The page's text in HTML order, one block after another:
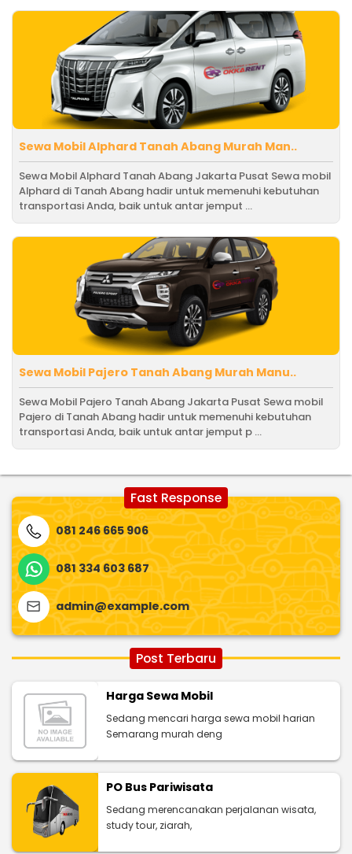
Sewa Mobil Alphard Tanah Abang Murah Man..
Sewa Mobil Alphard Tanah Abang Jakarta Pusat Sewa mobil
Alphard di Tanah Abang hadir untuk memenuhi kebutuhan
transportasi Anda, baik untuk antar jemput ...
Sewa Mobil Pajero Tanah Abang Murah Manu..
Sewa Mobil Pajero Tanah Abang Jakarta Pusat Sewa mobil
Pajero di Tanah Abang hadir untuk memenuhi kebutuhan
transportasi Anda, baik untuk antar jemput p ...
Fast Response
081 246 665 906
081 334 603 687
admin@example.com
Post Terbaru
Harga Sewa Mobil
Sedang mencari harga sewa mobil harian
Semarang murah deng
PO Bus Pariwisata
Sedang merencanakan perjalanan wisata,
study tour, ziarah,